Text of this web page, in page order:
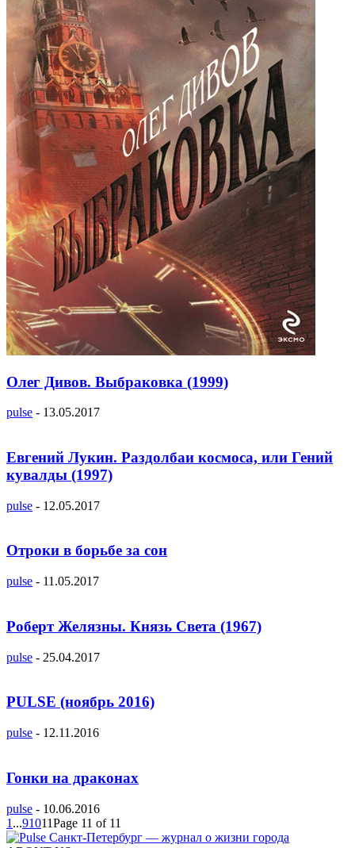
Олег Дивов. Выбраковка (1999)
pulse - 13.05.2017
Евгений Лукин. Раздолбаи космоса, или Гений
кувалды (1997)
pulse - 12.05.2017
Отроки в борьбе за сон
pulse - 11.05.2017
Роберт Желязны. Князь Света (1967)
pulse - 25.04.2017
PULSE (ноябрь 2016)
pulse - 12.11.2016
Гонки на драконах
pulse - 10.06.2016
1 ...91011Page 11 of 11